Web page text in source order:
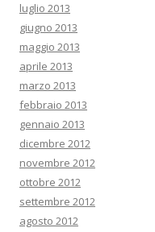
luglio 2013
giugno 2013
maggio 2013
aprile 2013
marzo 2013
febbraio 2013
gennaio 2013
dicembre 2012
novembre 2012
ottobre 2012
settembre 2012
agosto 2012